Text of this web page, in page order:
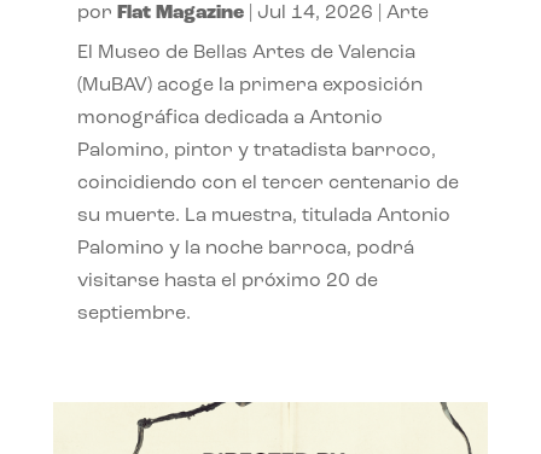
por Flat Magazine| Jul 14, 2026 Arte
El Museo de Bellas Artes de Valencia
(MuBAV) acoge la primera exposición
monográfica dedicada a Antonio
Palomino, pintor y tratadista barroco,
coincidiendo con el tercer centenario de
su muerte. La muestra, titulada Antonio
Palomino y la noche barroca, podrá
visitarse hasta el próximo 20 de
septiembre.